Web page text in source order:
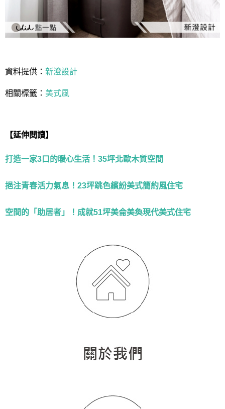
資料提供： 新澄設計
相關標籤： 美式風
【延伸閱讀】
打造一家3口的暖心生活！35坪北歐木質空間
挹注青春活力氣息！23坪跳色繽紛美式簡約風住宅
空間的「助居者」！成就51坪美侖美奐現代美式住宅